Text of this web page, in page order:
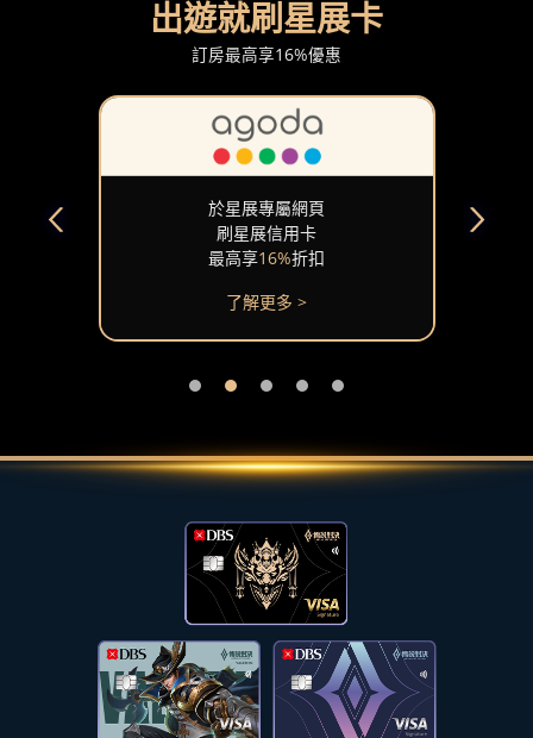
出遊就刷星展卡
訂房最高享16%優惠
於星展專屬網頁
折扣
於星展
刷星